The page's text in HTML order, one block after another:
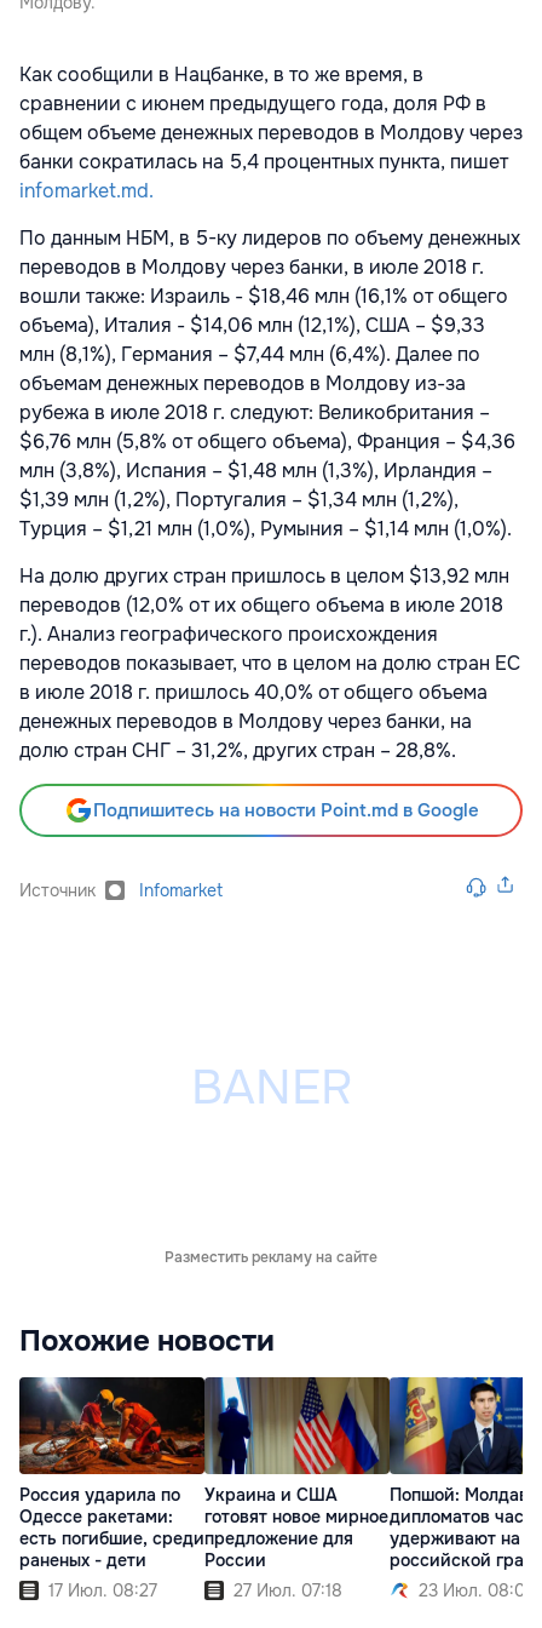
Как сообщили в Нацбанке, в то же время, в
сравнении с июнем предыдущего года, доля РФ в
общем объеме денежных переводов в Молдову через
банки сократилась на 5,4 процентных пункта, пишет
infomarket.md.
По данным НБМ, в 5-ку лидеров по объему денежных
переводов в Молдову через банки, в июле 2018 г.
вошли также: Израиль - $18,46 млн (16,1% от общего
объема), Италия - $14,06 млн (12,1%), США – $9,33
млн (8,1%), Германия – $7,44 млн (6,4%). Далее по
объемам денежных переводов в Молдову из-за
рубежа в июле 2018 г. следуют: Великобритания –
$6,76 млн (5,8% от общего объема), Франция – $4,36
млн (3,8%), Испания – $1,48 млн (1,3%), Ирландия –
$1,39 млн (1,2%), Португалия – $1,34 млн (1,2%),
Турция – $1,21 млн (1,0%), Румыния – $1,14 млн (1,0%).
На долю других стран пришлось в целом $13,92 млн
переводов (12,0% от их общего объема в июле 2018
г.). Анализ географического происхождения
переводов показывает, что в целом на долю стран ЕС
в июле 2018 г. пришлось 40,0% от общего объема
денежных переводов в Молдову через банки, на
долю стран СНГ – 31,2%, других стран – 28,8%.
Подпишитесь на новости Point.md в Google
Источник Infomarket
Разместить рекламу на сайте
Похожие новости
Россия ударила по
Одессе ракетами:
есть погибшие, среди
раненых - дети
17 Июл. 08:27
Украина и США
готовят новое мирное
предложение для
России
27 Июл. 07:18
Попшой:
дипломатов
удерживают на
российской
23 Июл. 08:02